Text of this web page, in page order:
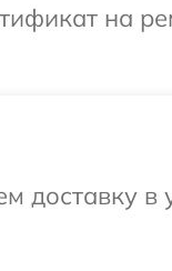
на
доставку в